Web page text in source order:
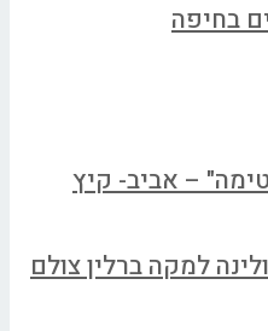
בחיפה
– אביב- קיץ
2026 של קרולינה למקה ברלין צולם